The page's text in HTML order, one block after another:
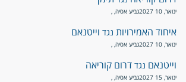
ינואר, 10 2027 גביע אסיה, ,
איחוד האמירויות נגד וייטנאם
ינואר, 10 2027 גביע אסיה, ,
וייטנאם נגד דרום קוריאה
ינואר, 15 2027 גביע אסיה, ,